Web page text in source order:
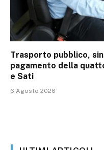
Trasporto pubblico,
pagamento della
e Sati
6 Agosto 2026